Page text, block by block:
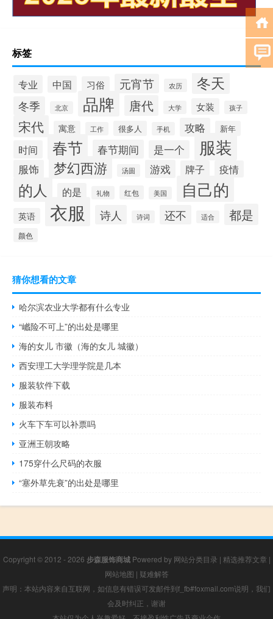
标签
专业 中国 习俗 元宵节 农历 冬天
冬季 北京 品牌 唐代 大学 女装 孩子
宋代 寓意 工作 很多人 手机 攻略 新年
时间 春节 春节期间 是一个 服装
服饰 梦幻西游 汤圆 游戏 牌子 疫情
的人 的是 礼物 红包 美国 自己的
英语 衣服 诗人 诗词 还不 适合 都是
颜色
猜你想看的文章
哈尔滨农业大学都有什么专业
“巇险不可上”的出处是哪里
海的女儿 市徽（海的女儿 城徽）
西安理工大学理学院是几本
服装软件下载
服装布料
火车下车可以补票吗
亚洲王朝攻略
175穿什么尺码的衣服
“塞外草先衰”的出处是哪里
Copyright © 2012 - 2026 步森服饰商城Powered by 网站分类目录 | 精选推荐文章 |
网站地图 | 疑难解答
声明：本站内容来自互联网，如信息有错误可发邮件到f_fb#foxmail.com说明，我们
会及时纠正，谢谢